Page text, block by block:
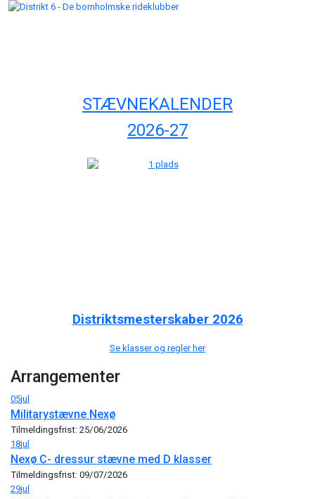
STÆVNEKALENDER
2026-27
Distriktsmesterskaber 2026
Se klasser og regler her
Arrangementer
05jul
Militarystævne Nexø
Tilmeldingsfrist: 25/06/2026
18jul
Nexø C- dressur stævne med D klasser
Tilmeldingsfrist: 09/07/2026
29jul